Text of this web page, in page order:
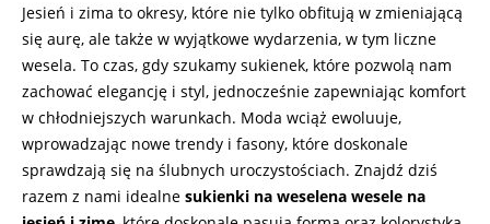
Jesień i zima to okresy, które nie tylko obfitują w zmieniającą
się aurę, ale także w wyjątkowe wydarzenia, w tym liczne
wesela. To czas, gdy szukamy sukienek, które pozwolą nam
zachować elegancję i styl, jednocześnie zapewniając komfort
w chłodniejszych warunkach. Moda wciąż ewoluuje,
wprowadzając nowe trendy i fasony, które doskonale
sprawdzają się na ślubnych uroczystościach. Znajdź dziś
razem z nami idealne sukienki na weselena wesele na